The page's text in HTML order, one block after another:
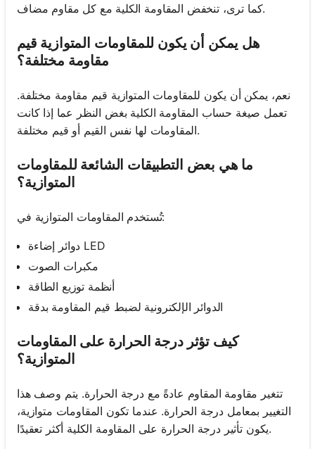
كما ترى، تنخفض المقاومة الكلية مع كل مقاوم مضاف.
هل يمكن أن يكون للمقاومات المتوازية قيم
مقاومة مختلفة؟
نعم، يمكن أن يكون للمقاومات المتوازية قيم مقاومة مختلفة.
تعمل صيغة حساب المقاومة الكلية بغض النظر عما إذا كانت
المقاومات لها نفس القيم أو قيم مختلفة.
ما هي بعض التطبيقات الشائعة للمقاومات
المتوازية؟
تُستخدم المقاومات المتوازية في:
دوائر إضاءة LED
مكبرات الصوت
أنظمة توزيع الطاقة
الدوائر الإلكترونية لضبط قيم المقاومة بدقة
كيف تؤثر درجة الحرارة على المقاومات
المتوازية؟
تتغير مقاومة المقاوم عادةً مع درجة الحرارة. يتم وصف هذا
التغيير بمعامل درجة الحرارة. عندما تكون المقاومات متوازية،
يكون تأثير درجة الحرارة على المقاومة الكلية أكثر تعقيدًا.